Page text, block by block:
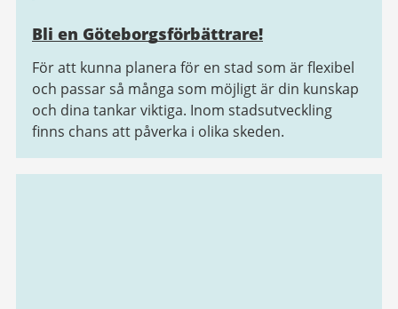
Bli en Göteborgsförbättrare!
För att kunna planera för en stad som är flexibel
och passar så många som möjligt är din kunskap
och dina tankar viktiga. Inom stadsutveckling
finns chans att påverka i olika skeden.